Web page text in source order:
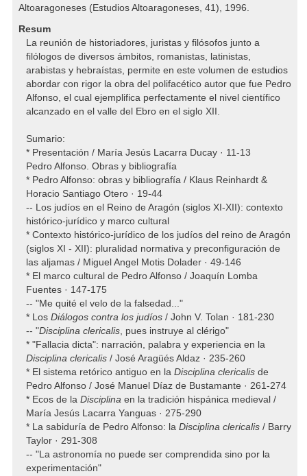
Altoaragoneses (Estudios Altoaragoneses, 41), 1996.
Resum
La reunión de historiadores, juristas y filósofos junto a
filólogos de diversos ámbitos, romanistas, latinistas,
arabistas y hebraístas, permite en este volumen de estudios
abordar con rigor la obra del polifacético autor que fue Pedro
Alfonso, el cual ejemplifica perfectamente el nivel científico
alcanzado en el valle del Ebro en el siglo XII.
Sumario:
* Presentación / María Jesús Lacarra Ducay · 11-13
Pedro Alfonso. Obras y bibliografía
* Pedro Alfonso: obras y bibliografía / Klaus Reinhardt &
Horacio Santiago Otero · 19-44
-- Los judíos en el Reino de Aragón (siglos XI-XII): contexto
histórico-jurídico y marco cultural
* Contexto histórico-jurídico de los judíos del reino de Aragón
(siglos XI - XII): pluralidad normativa y preconfiguración de
las aljamas / Miguel Angel Motis Dolader · 49-146
* El marco cultural de Pedro Alfonso / Joaquín Lomba
Fuentes · 147-175
-- "Me quité el velo de la falsedad..."
* Los Diálogos contra los judíos / John V. Tolan · 181-230
-- "Disciplina clericalis, pues instruye al clérigo"
* "Fallacia dicta": narración, palabra y experiencia en la
Disciplina clericalis / José Aragüés Aldaz · 235-260
* El sistema retórico antiguo en la Disciplina clericalis de
Pedro Alfonso / José Manuel Díaz de Bustamante · 261-274
* Ecos de la Disciplina en la tradición hispánica medieval /
María Jesús Lacarra Yanguas · 275-290
* La sabiduría de Pedro Alfonso: la Disciplina clericalis / Barry
Taylor · 291-308
-- "La astronomía no puede ser comprendida sino por la
experimentación"